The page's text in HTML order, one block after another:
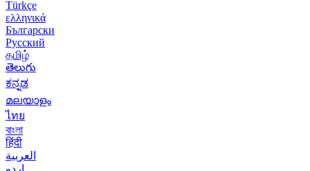
Türkçe
ελληνικά
Български
Русский
தமிழ்
తెలుగు
ಕನ್ನಡ
മലയാളം
ไทย
বাংলা
हिंदी
العربية
اردو